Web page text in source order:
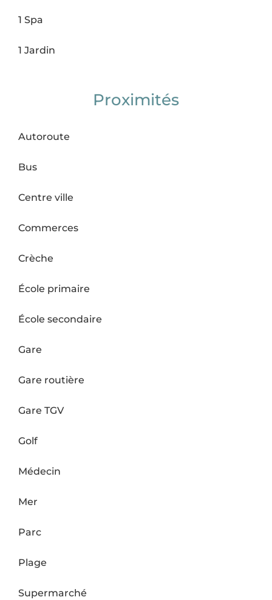
1 Spa
1 Jardin
Proximités
Autoroute
Bus
Centre ville
Commerces
Crèche
École primaire
École secondaire
Gare
Gare routière
Gare TGV
Golf
Médecin
Mer
Parc
Plage
Supermarché